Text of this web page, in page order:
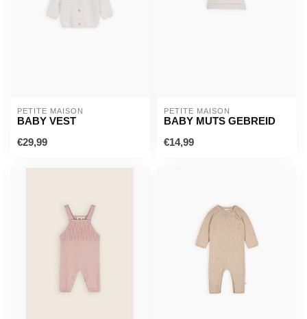
PETITE MAISON
BABY VEST
€29,99
PETITE MAISON
BABY MUTS GEBREID
€14,99